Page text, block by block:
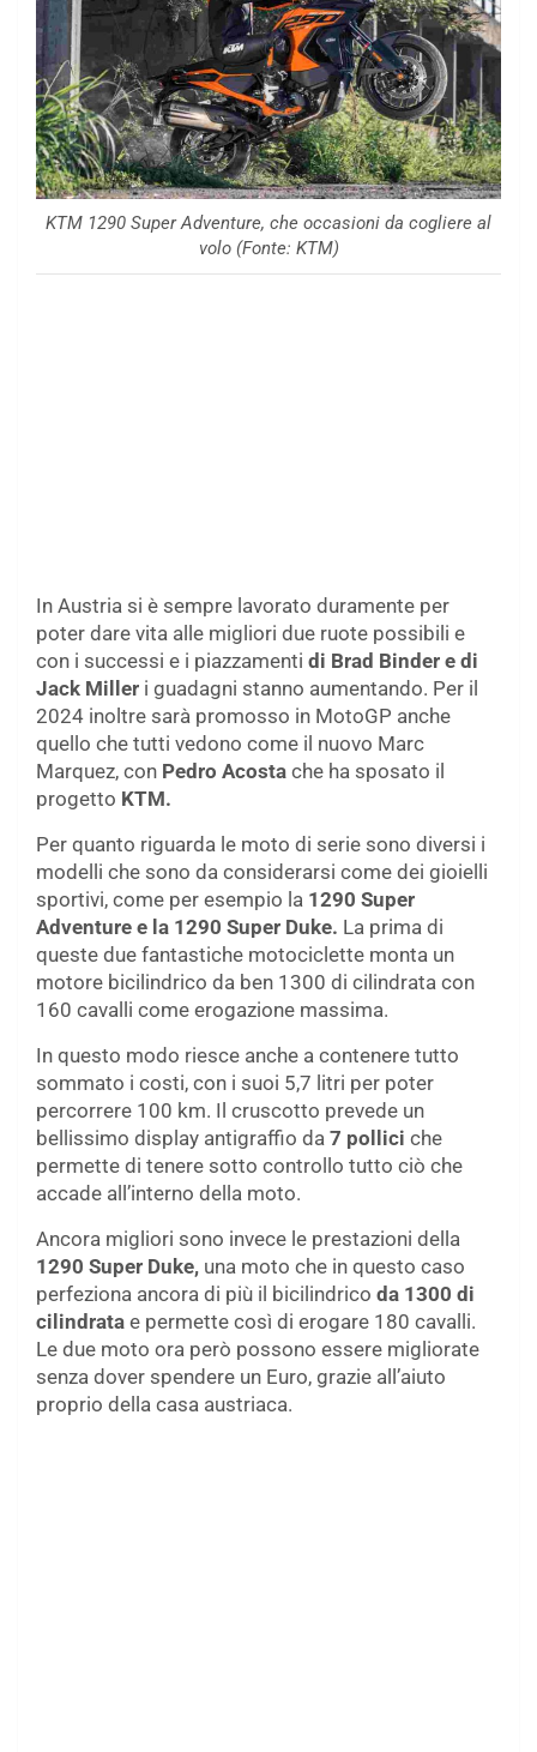
KTM 1290 Super Adventure, che occasioni da cogliere al
volo (Fonte: KTM)
In Austria si è sempre lavorato duramente per
poter dare vita alle migliori due ruote possibili e
con i successi e i piazzamenti di Brad Binder e di
Jack Miller i guadagni stanno aumentando. Per il
2024 inoltre sarà promosso in MotoGP anche
quello che tutti vedono come il nuovo Marc
Marquez, con Pedro Acosta che ha sposato il
progetto KTM.
Per quanto riguarda le moto di serie sono diversi i
modelli che sono da considerarsi come dei gioielli
sportivi, come per esempio la 1290 Super
Adventure e la 1290 Super Duke. La prima di
queste due fantastiche motociclette monta un
motore bicilindrico da ben 1300 di cilindrata con
160 cavalli come erogazione massima.
In questo modo riesce anche a contenere tutto
sommato i costi, con i suoi 5,7 litri per poter
percorrere 100 km. Il cruscotto prevede un
bellissimo display antigraffio da 7 pollici che
permette di tenere sotto controllo tutto ciò che
accade all’interno della moto.
Ancora migliori sono invece le prestazioni della
1290 Super Duke, una moto che in questo caso
perfeziona ancora di più il bicilindrico da 1300 di
cilindrata e permette così di erogare 180 cavalli.
Le due moto ora però possono essere migliorate
senza dover spendere un Euro, grazie all’aiuto
proprio della casa austriaca.